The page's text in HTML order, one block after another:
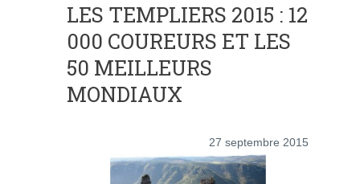
LES TEMPLIERS 2015 : 12
000 COUREURS ET LES
50 MEILLEURS
MONDIAUX
27 septembre 2015